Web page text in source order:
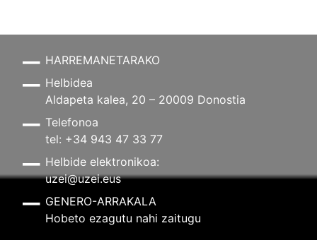
HARREMANETARAKO
Helbidea
Aldapeta kalea, 20 – 20009 Donostia
Telefonoa
tel: +34 943 47 33 77
Helbide elektronikoa:
uzei@uzei.eus
GENERO-ARRAKALA
Hobeto ezagutu nahi zaitugu